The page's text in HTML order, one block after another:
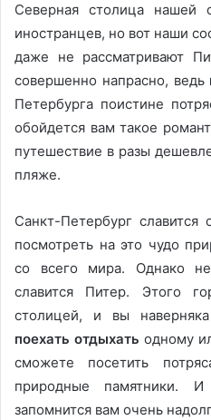
Северная столица нашей
иностранцев, но вот наши
даже не рассматривают
совершенно напрасно, ведь
Петербурга поистине
обойдется вам такое
путешествие в разы
пляже.
Санкт-Петербург
посмотреть на это чудо
со всего мира. Однако
славится Питер. Этого
столицей, и вы
поехать отдыхать одному
сможете посетить
природные памятники. И
запомнится вам очень